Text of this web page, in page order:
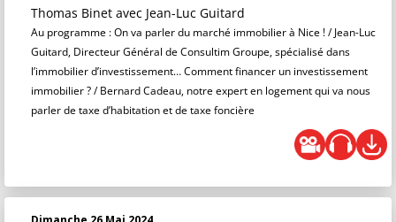
Thomas Binet avec Jean-Luc Guitard
Au programme : On va parler du marché immobilier à Nice ! / Jean-Luc
Guitard, Directeur Général de Consultim Groupe, spécialisé dans
l’immobilier d’investissement… Comment financer un investissement
immobilier ? / Bernard Cadeau, notre expert en logement qui va nous
parler de taxe d’habitation et de taxe foncière